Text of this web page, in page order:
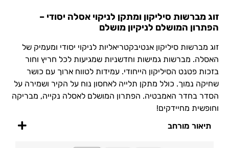
זוג מברשות סיליקון ומתקן לניקוי אסלה יסודי –
הפתרון המושלם לניקיון מושלם
זוג מברשות סיליקון אנטיבקטריאליות לניקוי יסודי ומעמיק של
האסלה. מברשות גמישות וחדשניות שמגיעות לכל חריץ וחור
בזכות פטנט הסיליקון הייחודי. עמידות לטווח ארוך עם כושר
שחיקה נמוך. כולל מתקן תלייה לאחסון נוח על הקיר ושמירה על
הסדר בחדר האמבטיה. הפתרון המושלם לאסלה נקייה, מבריקה
וחופשית מחיידקים!
תיאור מורחב